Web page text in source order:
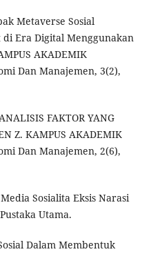
Metaverse Sosial
Era Digital Menggunakan
AKADEMIK
Dan Manajemen, 3(2),
FAKTOR YANG
Z. KAMPUS AKADEMIK
Dan Manajemen, 2(6),
Sosialita Eksis Narasi
Utama.
Dalam Membentuk